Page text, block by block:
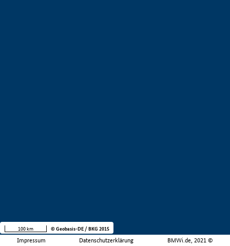
Impressum Datenschutzerklärung BMWi.de, 2021 ©
100 km © Geobasis-DE / BKG 2015